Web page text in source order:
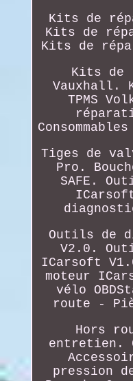
Kits de
Kits de
Kits de
Kits de
Vauxhall.
TPMS
Tiges de
Pro.
SAFE.
Outils de
V2.0.
ICarsoft
moteur
vélo
route -
Hors
entretien.
pression